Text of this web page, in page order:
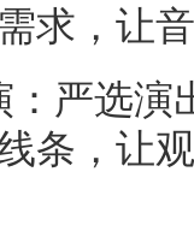
求，让
：严选
条，让